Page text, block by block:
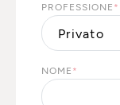
PROFESSIONE *
NOME *